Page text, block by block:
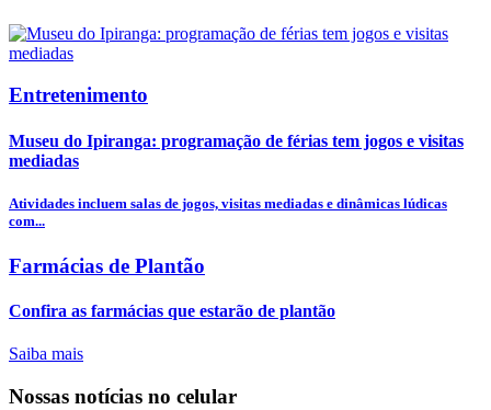
Entretenimento
Museu do Ipiranga: programação de férias tem jogos e visitas
mediadas
Atividades incluem salas de jogos, visitas mediadas e dinâmicas lúdicas
com...
Farmácias de Plantão
Confira as farmácias que estarão de plantão
Saiba mais
Nossas notícias no celular